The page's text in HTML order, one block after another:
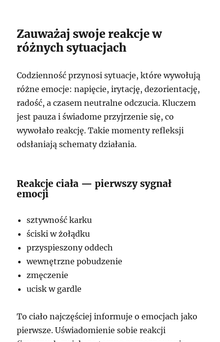
Zauważaj swoje reakcje w
różnych sytuacjach
Codzienność przynosi sytuacje, które wywołują
różne emocje: napięcie, irytację, dezorientację,
radość, a czasem neutralne odczucia. Kluczem
jest pauza i świadome przyjrzenie się, co
wywołało reakcję. Takie momenty refleksji
odsłaniają schematy działania.
Reakcje ciała — pierwszy sygnał
emocji
sztywność karku
ściski w żołądku
przyspieszony oddech
wewnętrzne pobudzenie
zmęczenie
ucisk w gardle
To ciało najczęściej informuje o emocjach jako
pierwsze. Uświadomienie sobie reakcji